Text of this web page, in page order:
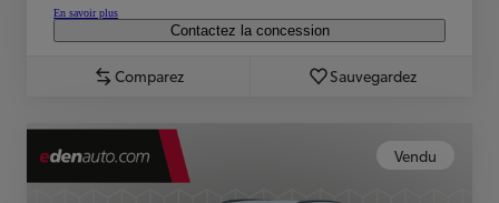
En savoir plus
Contactez la concession
Comparez Sauvegardez
Vendu